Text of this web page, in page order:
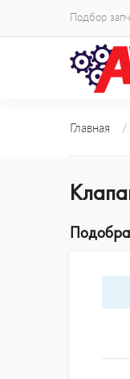
Подбор
Главная /